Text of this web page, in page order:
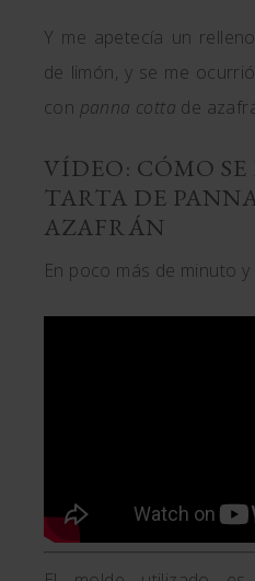
Y me apetecía un
de limón, y se me
con panna cotta de
VÍDEO: CÓMO
TARTA DE
AZAFRÁN
En poco más de minuto y